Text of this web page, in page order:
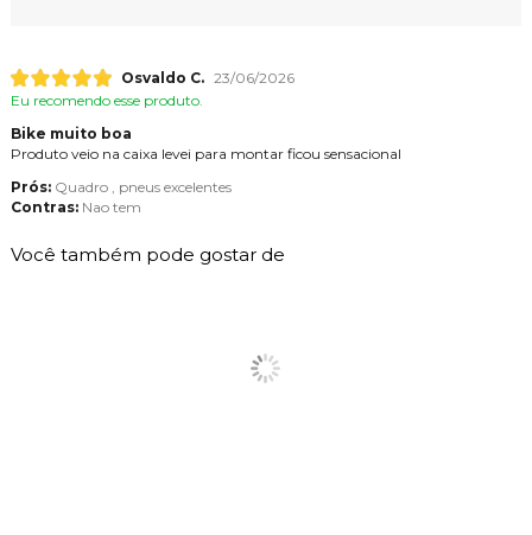
Osvaldo C. 23/06/2026
Eu recomendo esse produto.
Bike muito boa
Produto veio na caixa levei para montar ficou sensacional
Prós: Quadro , pneus excelentes
Contras: Nao tem
Você também pode gostar de